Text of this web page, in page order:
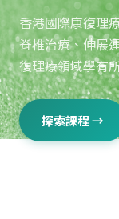
香港國際康復理
脊椎治療、伸展
復理療領域學有
探索課程 →